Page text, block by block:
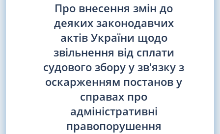
Про внесення змін до
деяких законодавчих
актів України щодо
звільнення від сплати
судового збору у зв'язку з
оскарженням постанов у
справах про
адміністративні
правопорушення